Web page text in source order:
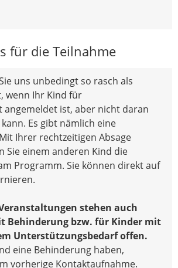
für die Teilnahme
uns unbedingt so rasch als
wenn Ihr Kind für
angemeldet ist, aber nicht daran
Es gibt nämlich eine
Ihrer rechtzeitigen Absage
Sie einem anderen Kind die
Programm. Sie können direkt auf
stehen auch
Behinderung bzw. für Kinder mit
Unterstützungsbedarf offen.
eine Behinderung haben,
vorherige Kontaktaufnahme.